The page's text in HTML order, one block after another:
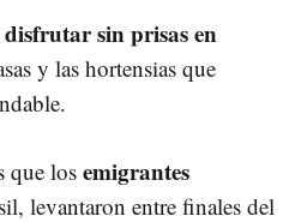
disfrutar sin prisas en
y las hortensias que
que los emigrantes
levantaron entre finales del